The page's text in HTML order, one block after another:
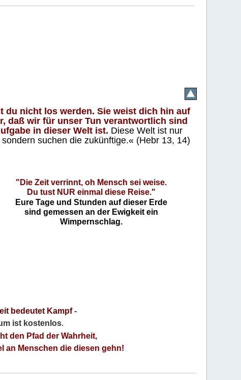
du nicht los werden. Sie weist dich hin auf
daß wir für unser Tun verantwortlich sind
in dieser Welt ist. Diese Welt ist nur
suchen die zukünftige.« (Hebr 13, 14)
"Die Zeit verrinnt, oh Mensch sei weise.
Du tust NUR einmal diese Reise."
Eure Tage und Stunden auf dieser Erde
sind gemessen an der Ewigkeit ein
Wimpernschlag.
bedeutet Kampf-
ist kostenlos.
den Pfad der Wahrheit,
an Menschen die diesen gehn!